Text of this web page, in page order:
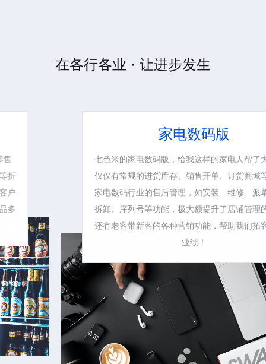
在各行各业 · 让进步发生
家电数码版
七色米的家电数码版，给我这样的家电人帮了大忙。不
仅仅有常规的进货库存、销售开单、订货商城等，还有
家电数码行业的售后管理，如安装、维修、派单、组装
拆卸、序列号等功能，极大额提升了店铺管理的效率。
还有老客带新客的各种营销功能，帮助我们拓客、提升